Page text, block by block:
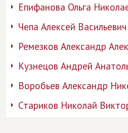
Епифанова Ольга
Чепа Алексей Васильевич
Ремезков Александр
Кузнецов Андрей
Воробьев Александр
Стариков Николай